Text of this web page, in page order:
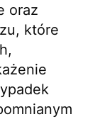
oraz
które